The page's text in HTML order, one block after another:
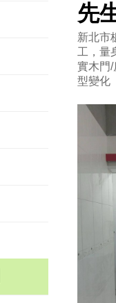
先
新北市
工，量
實木門/
型變化